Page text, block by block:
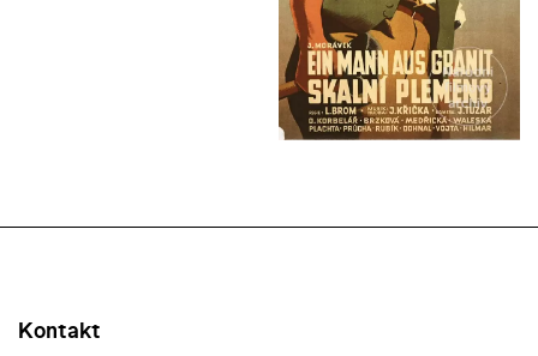
Kontakt